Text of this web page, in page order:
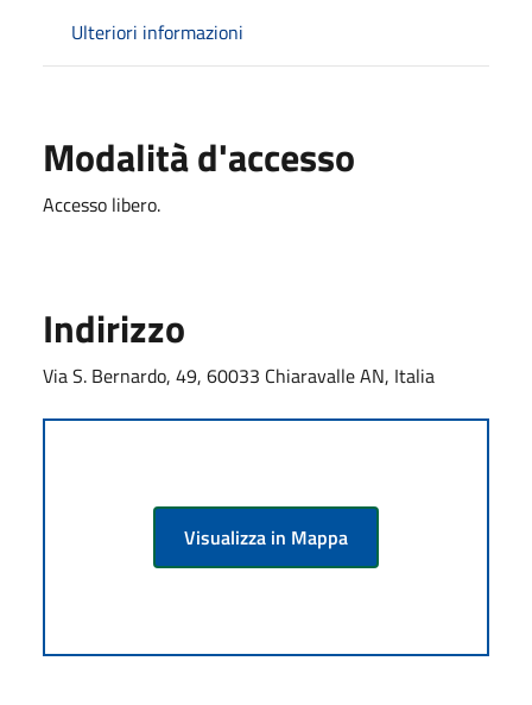
Ulteriori informazioni
Modalità d'accesso
Accesso libero.
Indirizzo
Via S. Bernardo, 49, 60033 Chiaravalle AN, Italia
Visualizza in Mappa